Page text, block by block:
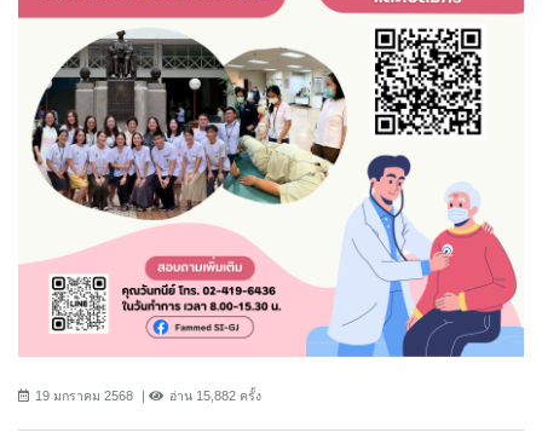
19 มกราคม 2568 อ่าน 15,882 ครั้ง